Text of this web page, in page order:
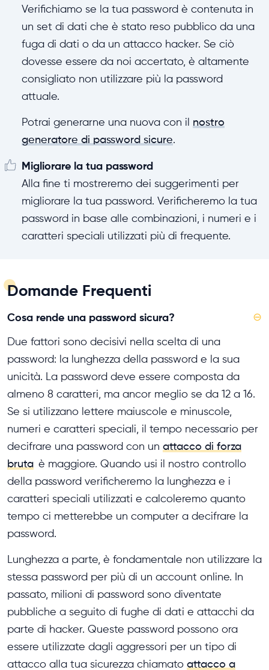
Verifichiamo se la tua password è contenuta in
un set di dati che è stato reso pubblico da una
fuga di dati o da un attacco hacker. Se ciò
dovesse essere da noi accertato, è altamente
consigliato non utilizzare più la password
attuale.
Potrai generarne una nuova con il nostro
generatore di password sicure.
Migliorare la tua password
Alla fine ti mostreremo dei suggerimenti per
migliorare la tua password. Verificheremo la tua
password in base alle combinazioni, i numeri e i
caratteri speciali utilizzati più di frequente.
Domande Frequenti
Cosa rende una password sicura? ⊖
Due fattori sono decisivi nella scelta di una
password: la lunghezza della password e la sua
unicità. La password deve essere composta da
almeno 8 caratteri, ma ancor meglio se da 12 a 16.
Se si utilizzano lettere maiuscole e minuscole,
numeri e caratteri speciali, il tempo necessario per
decifrare una password con un attacco di forza
bruta è maggiore. Quando usi il nostro controllo
della password verificheremo la lunghezza e i
caratteri speciali utilizzati e calcoleremo quanto
tempo ci metterebbe un computer a decifrare la
password.
Lunghezza a parte, è fondamentale non utilizzare la
stessa password per più di un account online. In
passato, milioni di password sono diventate
pubbliche a seguito di fughe di dati e attacchi da
parte di hacker. Queste password possono ora
essere utilizzate dagli aggressori per un tipo di
attacco alla tua sicurezza chiamato attacco a